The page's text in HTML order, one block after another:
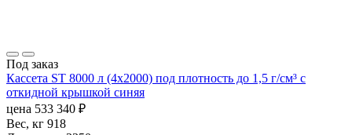
Под заказ
Кассета ST 8000 л (4х2000) под плотность до 1,5 г/см³ с
откидной крышкой синяя
цена 533 340 ₽
Вес, кг 918